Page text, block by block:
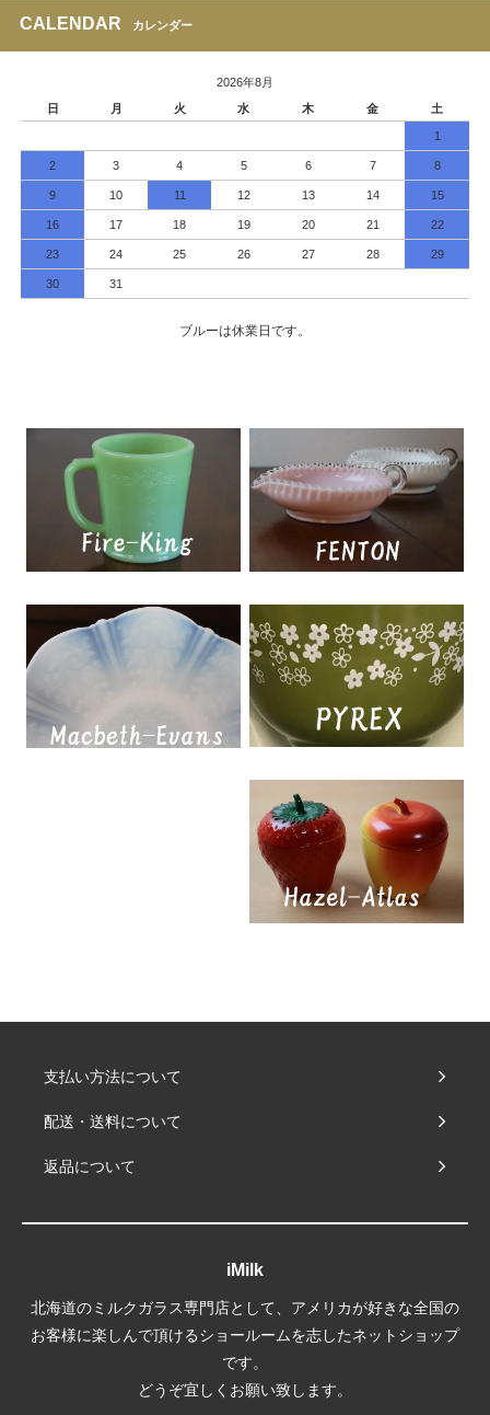
CALENDAR カレンダー
2026年8月
日
月 火 水 木 金 土
1
2 3 4 5 6 7 8
9 10 11 12 13 14 15
16 17 18 19 20 21 22
23 24 25 26 27 28 29
30 31
ブルーは休業日です。
支払い方法について
配送・送料について
返品について
iMilk
北海道のミルクガラス専門店として、アメリカが好きな全国の
お客様に楽しんで頂けるショールームを志したネットショップ
です。
どうぞ宜しくお願い致します。